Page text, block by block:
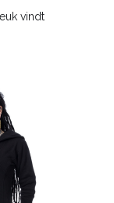
vindt